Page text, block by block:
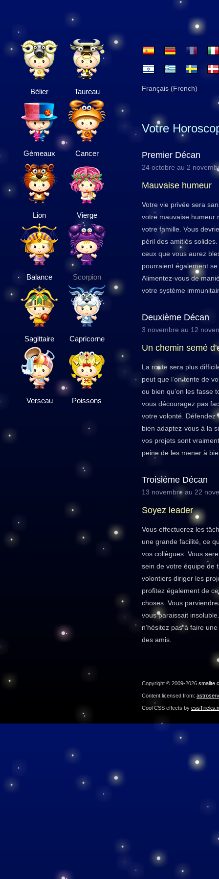
Bélier Taureau
Gémeaux Cancer
Lion Vierge
Balance Scorpion
Sagittaire Capricorne
Verseau Poissons
Français (French)
Votre
Premier Décan
24 octobre au 2
Mauvaise humeur
Votre vie privée sera
votre mauvaise humeur
votre famille. Vous
péril des amitiés
ceux que vous aurez
pourraient également
Alimentez-vous de
votre système
Deuxième Décan
3 novembre au 12
Un chemin semé
La route sera plus
peut que l’on tente de
ou bien qu’on les fasse
vous découragez pas
votre volonté. Défendez
bien adaptez-vous à la
vos projets sont
peine de les mener à
Troisième Décan
13 novembre au 22
Soyez leader
Vous effectuerez les
une grande facilité, ce
vos collègues. Vous
sein de votre équipe de
volontiers diriger les
profitez également de
choses. Vous
vous paraissait
n’hésitez pas à faire
des amis.
Copyright © 2009-2026
Content licensed from:
Cool CSS effects by